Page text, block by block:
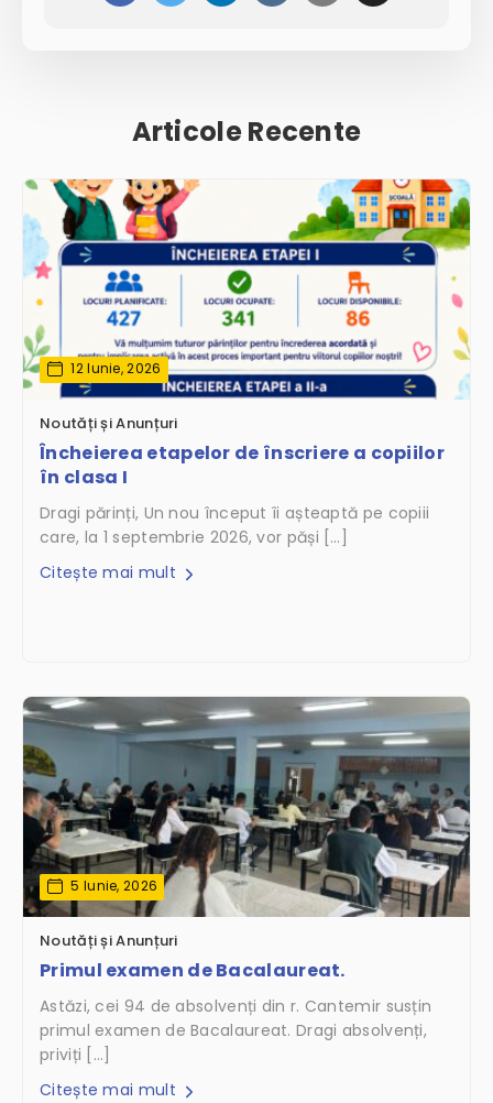
Articole Recente
12 Iunie, 2026
Noutăți și Anunțuri
Încheierea etapelor de înscriere a copiilor
în clasa I
Dragi părinți, Un nou început îi așteaptă pe copiii
care, la 1 septembrie 2026, vor păși […]
Citește mai mult
5 Iunie, 2026
Noutăți și Anunțuri
Primul examen de Bacalaureat.
Astăzi, cei 94 de absolvenți din r. Cantemir susțin
primul examen de Bacalaureat. Dragi absolvenți,
priviți […]
Citește mai mult